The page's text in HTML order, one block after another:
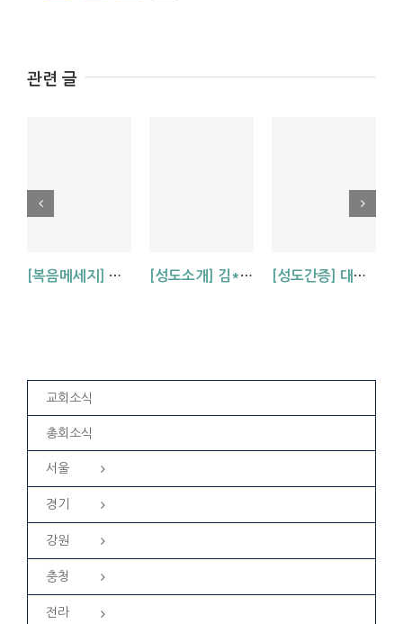
관련 글
[복음메세지] 하나님의 자녀임을 증거하는 성령 (롬 8:15-25) [성도소개] 김*자 자매를 소개합니다 [성도간증] 대만 신앙 여행기 – 전*성 형제
교회소식
총회소식
서울
경기
강원
충청
전라